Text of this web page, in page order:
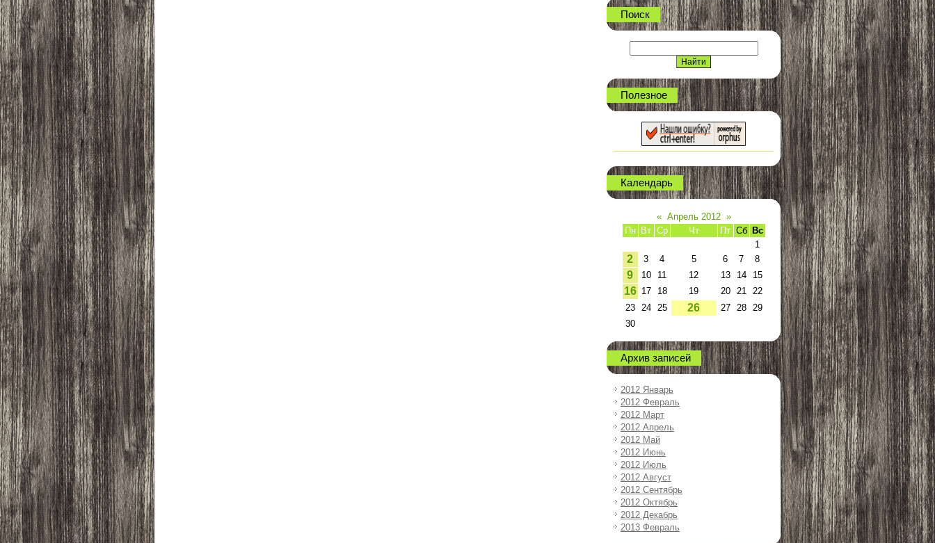
Поиск
Полезное
Календарь
« Апрель 2012 »
Пн
Вт Ср Чт Пт Сб
Вс
1
2 3 4 5 6 7 8
9 10 11 12 13 14 15
16 17 18 19 20 21
22
23
24 25 26 27 28
29
30
Архив записей
2012 Январь
2012 Февраль
2012 Март
2012 Апрель
2012 Май
2012 Июнь
2012 Июль
2012 Август
2012 Сентябрь
2012 Октябрь
2012 Декабрь
2013 Февраль